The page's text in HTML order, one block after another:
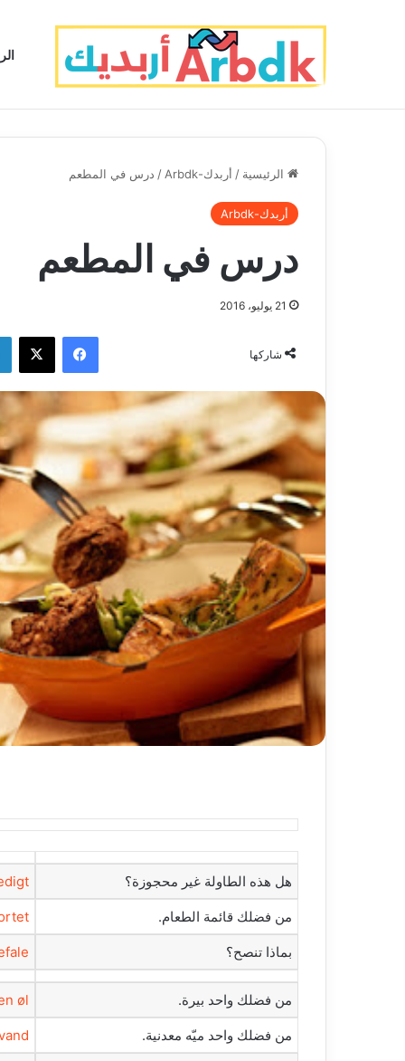
الرئيسية / أربدك-Arbdk / درس في المطعم
أربدك-Arbdk
درس في المطعم
21 يوليو، 2016
شاركها
فيسبوك ‫X
‫هل هذه الطاولة غير محجوزة؟‬
‫من فضلك قائمة الطعام.‬
‫بماذا تنصح؟‬
‫من فضلك واحد بيرة.‬ øl.
‫من فضلك واحد ميّه معدنية.‬